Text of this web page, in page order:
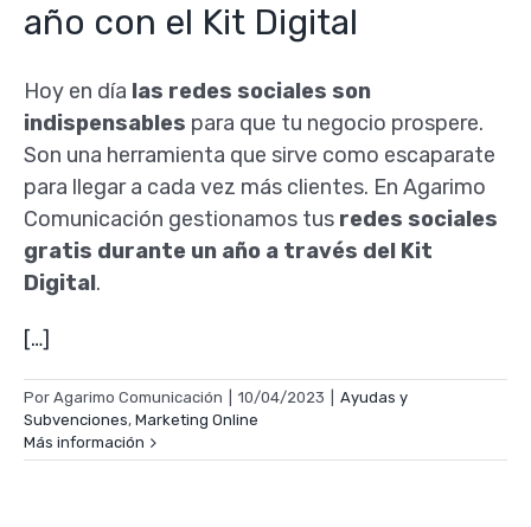
año con el Kit Digital
Hoy en día las redes sociales son
indispensables para que tu negocio prospere.
Son una herramienta que sirve como escaparate
para llegar a cada vez más clientes. En Agarimo
Comunicación gestionamos tus redes sociales
gratis durante un año a través del Kit
Digital.
[…]
Por Agarimo Comunicación 10/04/2023
Ayudas y
Subvenciones, Marketing Online
Más información